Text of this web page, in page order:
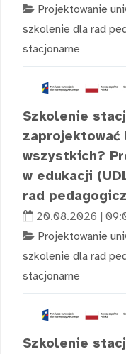
Projektowanie
szkolenie dla rad
stacjonarne
Szkolenie
wszystkich?
w edukacji
rad
20.08.2026 |
Projektowanie
szkolenie dla rad
stacjonarne
Szkolenie